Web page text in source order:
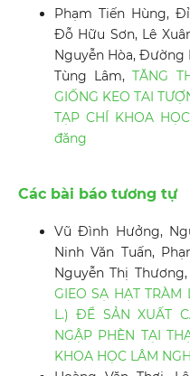
Phạm Tiến Hùng,
Đỗ Hữu Sơn, Lê
Nguyễn Hòa, Đường
Tùng Lâm,TĂNG
GIỐNG KEO TAI
TẠP CHÍ KHOA
đăng
Các bài báo tương tự
Vũ Đình Hưởng,
Ninh Văn Tuấn,
Nguyễn Thị
GIEO SẠ HẠT
L.) ĐỂ SẢN XUẤT
NGẬP PHÈN TẠI
KHOA HỌC LÂM